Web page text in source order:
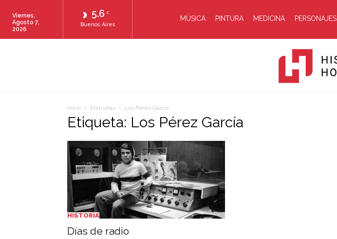
5.6 C
Buenos Aires
Viernes,
Agosto 7,
2026
MÚSICA PINTURA MEDICINA PERSONAJES
Inicio Etiquetas Los Pérez García
Etiqueta: Los Pérez García
HISTORIA
Días de radio